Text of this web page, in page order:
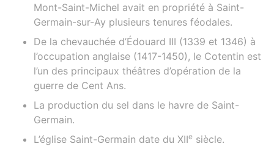
Mont-Saint-Michel avait en propriété à Saint-
Germain-sur-Ay plusieurs tenures féodales.
De la chevauchée d’Édouard III (1339 et 1346) à
l’occupation anglaise (1417-1450), le Cotentin est
l’un des principaux théâtres d’opération de la
guerre de Cent Ans.
La production du sel dans le havre de Saint-
Germain.
L’église Saint-Germain date du XIIe siècle.